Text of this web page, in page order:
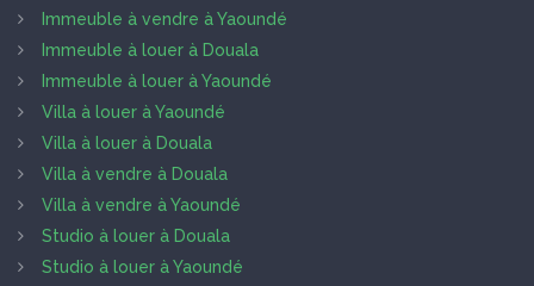
Immeuble à vendre à Yaoundé
Immeuble à louer à Douala
Immeuble à louer à Yaoundé
Villa à louer à Yaoundé
Villa à louer à Douala
Villa à vendre à Douala
Villa à vendre à Yaoundé
Studio à louer à Douala
Studio à louer à Yaoundé